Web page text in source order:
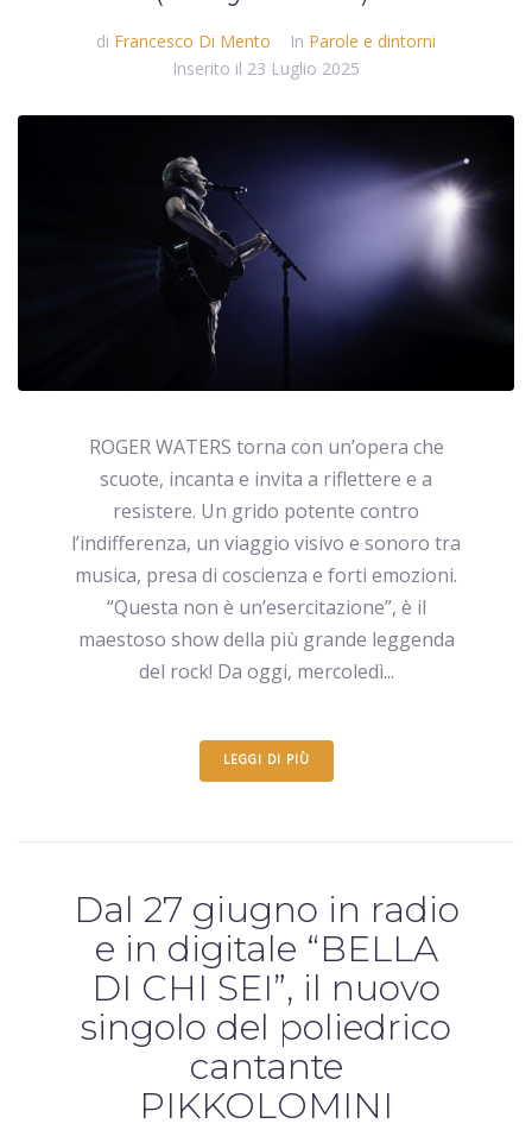
di Francesco Di Mento In Parole e dintorni
Inserito il 23 Luglio 2025
ROGER WATERS torna con un’opera che
scuote, incanta e invita a riflettere e a
resistere. Un grido potente contro
l’indifferenza, un viaggio visivo e sonoro tra
musica, presa di coscienza e forti emozioni.
“Questa non è un’esercitazione”, è il
maestoso show della più grande leggenda
del rock! Da oggi, mercoledì...
LEGGI DI PIÙ
Dal 27 giugno in radio
e in digitale “BELLA
DI CHI SEI”, il nuovo
singolo del poliedrico
cantante
PIKKOLOMINI